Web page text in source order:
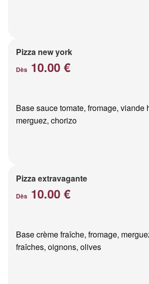
Pizza new york
Dès 10.00 €
Base sauce tomate, fromage, viande
merguez, chorizo
Pizza extravagante
Dès 10.00 €
Base crème fraîche, fromage,
fraîches, oignons, olives